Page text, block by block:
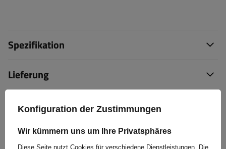
Spezifikation
Lieferung
Frage stellen
Bewertungen (0)
Konfiguration der Zustimmungen
Wir kümmern uns um Ihre Privatsphäres
Diese Seite nutzt Cookies für verschiedene Dienstleistungen. Die